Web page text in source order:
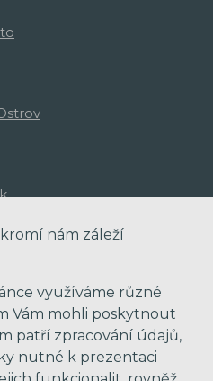
nám záleží
využíváme různé
Vám mohli poskytnout
patří zpracování údajů,
nutné k prezentaci